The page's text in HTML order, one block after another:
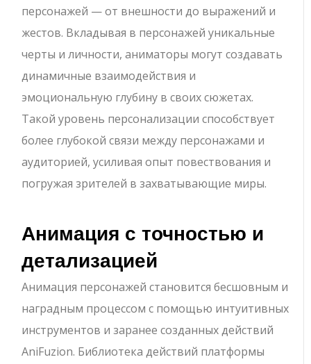
персонажей — от внешности до выражений и
жестов. Вкладывая в персонажей уникальные
черты и личности, аниматоры могут создавать
динамичные взаимодействия и
эмоциональную глубину в своих сюжетах.
Такой уровень персонализации способствует
более глубокой связи между персонажами и
аудиторией, усиливая опыт повествования и
погружая зрителей в захватывающие миры.
Анимация с точностью и
детализацией
Анимация персонажей становится бесшовным и
наградным процессом с помощью интуитивных
инструментов и заранее созданных действий
AniFuzion. Библиотека действий платформы